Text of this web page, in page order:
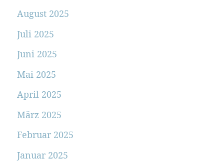
August 2025
Juli 2025
Juni 2025
Mai 2025
April 2025
März 2025
Februar 2025
Januar 2025